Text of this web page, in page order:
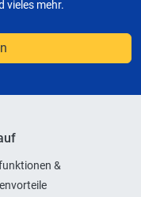
vieles mehr.
&